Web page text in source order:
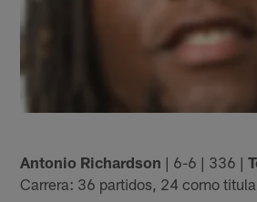
Antonio Richardson | 6-6 | 336 |
Carrera: 36 partidos, 24 como